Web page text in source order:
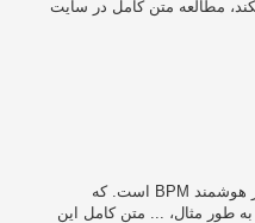
مطالعه متن کامل در سایت
‫BPM، BPMS و iBPM چیست؟‬‬ ‫iBPMS یک نرم‌افزار هوشمند BPM است‬. ‫که
عمکرد‌های بیشتری را نسبت به BPMS ارائه میدهد‬. ‫به طور مثال، ... متن کامل این